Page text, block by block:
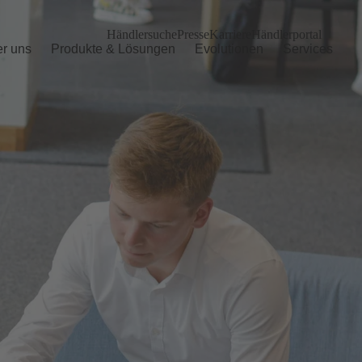
uns Produkte & Lösungen Evolutionen Services
HändlersuchePresseKarriere Händlerportal